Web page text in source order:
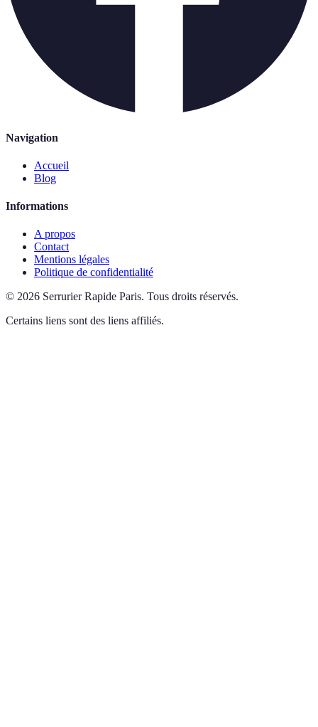
Navigation
Accueil
Blog
Informations
A propos
Contact
Mentions légales
Politique de confidentialité
© 2026 Serrurier Rapide Paris. Tous droits réservés.
Certains liens sont des liens affiliés.